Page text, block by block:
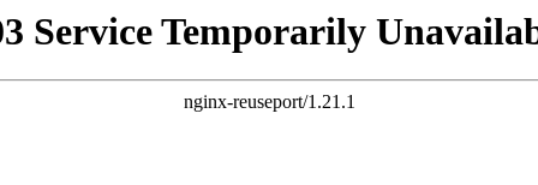
Service Temporarily
nginx-reuseport/1.21.1